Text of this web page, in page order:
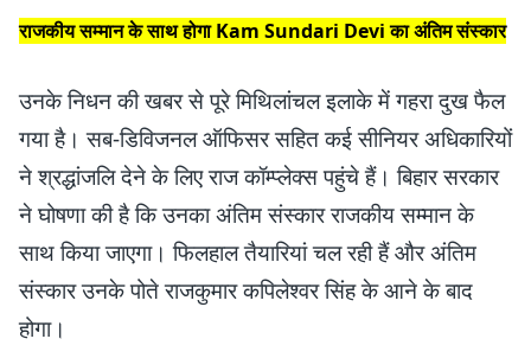
राजकीय सम्मान के साथ होगाKam Sundari Deviका अंतिम संस्कार
उनके निधन की खबर से पूरे मिथिलांचल इलाके में गहरा दुख फैल
गया है। सब-डिविजनल ऑफिसर सहित कई सीनियर अधिकारियों
ने श्रद्धांजलि देने के लिए राज कॉम्प्लेक्स पहुंचे हैं। बिहार सरकार
ने घोषणा की है कि उनका अंतिम संस्कार राजकीय सम्मान के
साथ किया जाएगा। फिलहाल तैयारियां चल रही हैं और अंतिम
संस्कार उनके पोते राजकुमार कपिलेश्वर सिंह के आने के बाद
होगा।